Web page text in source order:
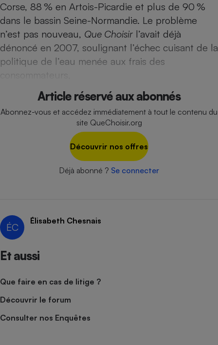
Corse, 88 % en Artois-Picardie et plus de 90 %
dans le bassin Seine-Normandie. Le problème
n’est pas nouveau, Que Choisir l’avait déjà
dénoncé en 2007, soulignant l’échec cuisant de la
politique de l’eau menée aux frais des
Article réservé aux abonnés
Abonnez-vous et accédez immédiatement à tout le contenu du
site QueChoisir.org
Découvrir nos offres
Déjà abonné ? Se connecter
ÉC
Élisabeth Chesnais
Et aussi
Que faire en cas de litige ?
Découvrir le forum
Consulter nos Enquêtes
Plaque de cuisson à
induction
Climatiseur -
Ventilateur
Téléphone mobile -
Smartphone
Ventilateur